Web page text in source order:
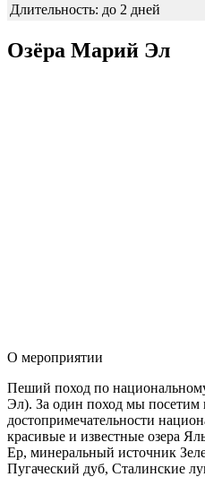
Длительность: до 2 дней
Озёра Марий Эл
О мероприятии
Пеший поход по
Эл). За один поход мы посетим
достопримечательности
красивые и известные озера
Ер, минеральный источник
Пугаческий дуб, Сталинские